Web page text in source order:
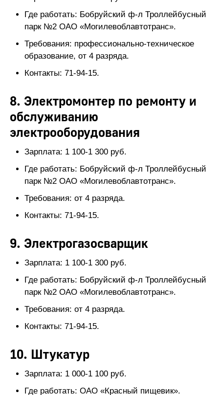
Где работать: Бобруйский ф-л Троллейбусный
парк №2 ОАО «Могилевоблавтотранс».
Требования: профессионально-техническое
образование, от 4 разряда.
Контакты: 71-94-15.
8. Электромонтер по ремонту и
обслуживанию
электрооборудования
Зарплата: 1 100-1 300 руб.
Где работать: Бобруйский ф-л Троллейбусный
парк №2 ОАО «Могилевоблавтотранс».
Требования: от 4 разряда.
Контакты: 71-94-15.
9. Электрогазосварщик
Зарплата: 1 100-1 300 руб.
Где работать: Бобруйский ф-л Троллейбусный
парк №2 ОАО «Могилевоблавтотранс».
Требования: от 4 разряда.
Контакты: 71-94-15.
10. Штукатур
Зарплата: 1 000-1 100 руб.
Где работать: ОАО «Красный пищевик».